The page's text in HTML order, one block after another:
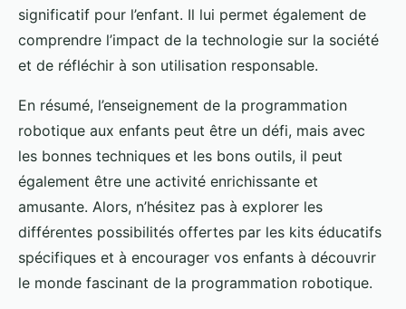
significatif pour l’enfant. Il lui permet également de
comprendre l’impact de la technologie sur la société
et de réfléchir à son utilisation responsable.
En résumé, l’enseignement de la programmation
robotique aux enfants peut être un défi, mais avec
les bonnes techniques et les bons outils, il peut
également être une activité enrichissante et
amusante. Alors, n’hésitez pas à explorer les
différentes possibilités offertes par les kits éducatifs
spécifiques et à encourager vos enfants à découvrir
le monde fascinant de la programmation robotique.